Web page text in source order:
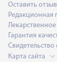
Оставить отзыв
Редакционная
Гарантия
Карта сайта